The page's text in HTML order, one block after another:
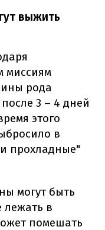
выжить
миссиям
рода
3 – 4 дней
этого
в
прохладные"
могут быть
в
помешать